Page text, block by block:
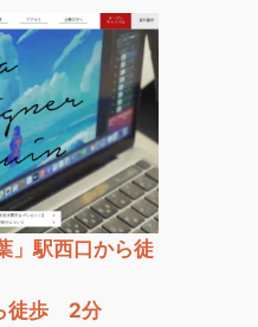
」駅西口から徒
徒歩 2分